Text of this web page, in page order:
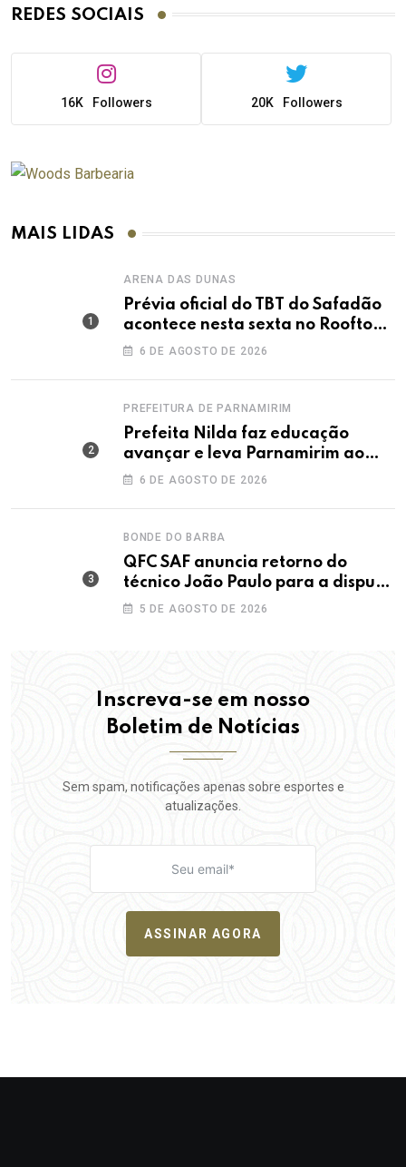
REDES SOCIAIS
16K Followers 20K Followers
MAIS LIDAS
ARENA DAS DUNAS
Prévia oficial do TBT do Safadão
acontece nesta sexta no Rooftop
Dunas
6 DE AGOSTO DE 2026
PREFEITURA DE PARNAMIRIM
Prefeita Nilda faz educação
avançar e leva Parnamirim ao
maior IDEB da história dos anos
6 DE AGOSTO DE 2026
BONDE DO BARBA
QFC SAF anuncia retorno do
técnico João Paulo para a disputa
da elite do Campeonato Potiguar
5 DE AGOSTO DE 2026
Inscreva-se em nosso
Boletim de Notícias
Sem spam, notificações apenas sobre esportes e
atualizações.
ASSINAR AGORA